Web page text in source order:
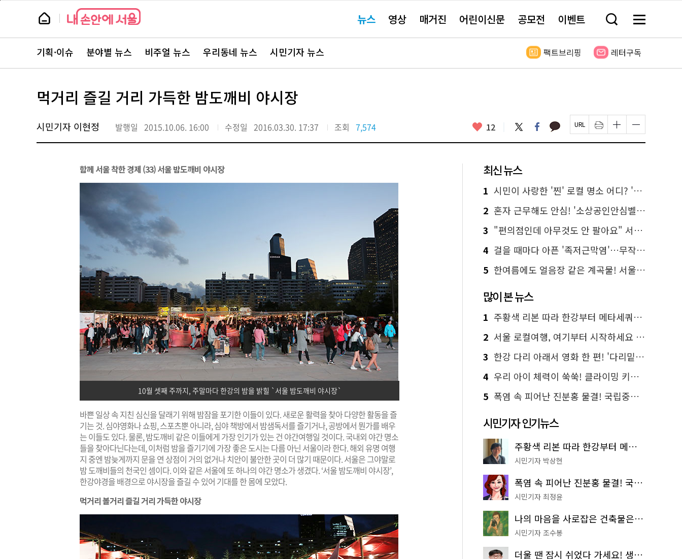
본
뉴
스 요뉴스 영상 매거진 어린이신문 공모전 이벤트 검
창
기
메
전
보
뉴
스
주
서
바
로
기획·이슈 분야별 뉴스 비주얼 뉴스 우리동네 뉴스 시민기자 뉴스 팩트브리핑 레터구독
먹거리 즐길 거리 가득한 밤도깨비 야시장
시민기자 이현정 발행일 2015.10.06. 16:00 수정일 2016.03.30. 17:37 조회 7,574 좋
요
12 트
위
터
페
이
스
카
카 페
이
지
인
쇄
하
글
자
크
하
기
글
자
크
하
함께 서울 착한 경제 (33) 서울 밤도깨비 야시장
10월 셋째 주까지, 주말마다 한강의 밤을 밝힐 `서울 밤도깨비 야시장`
바쁜 일상 속 지친 심신을 달래기 위해 밤잠을 포기한 이들이 있다. 새로운 활력을 찾아 다양한 활동을 즐
기는 것. 심야영화나 쇼핑, 스포츠뿐 아니라, 심야 책방에서 밤샘독서를 즐기거나, 공방에서 뭔가를 배우
는 이들도 있다. 물론, 밤도깨비 같은 이들에게 가장 인기가 있는 건 야간여행일 것이다. 국내외 야간 명소
들을 찾아다닌다는데, 이처럼 밤을 즐기기에 가장 좋은 도시는 다름 아닌 서울이라 한다. 해외 유명 여행
지 중엔 밤늦게까지 문을 연 상점이 거의 없거나 치안이 불안한 곳이 더 많기 때문이다. 서울은 그야말로
밤 도깨비들의 천국인 셈이다. 이와 같은 서울에 또 하나의 야간 명소가 생겼다. ‘서울 밤도깨비 야시장’,
한강야경을 배경으로 야시장을 즐길 수 있어 기대를 한 몸에 모았다.
먹거리 볼거리 즐길 거리 가득한 야시장
최신 뉴스
1 시민이 사랑한 '찐' 로컬 명소 어디? '서울에디션25' 추천 코스
2 혼자 근무해도 안심! '소상공인안심벨' 신청하세요
3 "편의점인데 아무것도 안 팔아요" 서울에서 가장 특별한 편의점의 정체
4 걸을 때마다 아픈 '족저근막염'…무작정 참지 말고 '이것' 해보세요!
5 한여름에도 얼음장 같은 계곡물! 서울 '진관사 계곡'이 천국이네~
많이 본 뉴스
1 주황색 리본 따라 한강부터 메타세쿼이아 숲길까지…서울둘레길 15코스
2 서울 로컬여행, 여기부터 시작하세요 '서울에디션25'
3 한강 다리 아래서 영화 한 편! '다리밑 영화관' 무료 상영
4 우리 아이 체력이 쑥쑥! 클라이밍 키즈카페·어린이 체력장
5 폭염 속 피어난 진분홍 물결! 국립중앙박물관 배롱나무 명소
시민기자 인기뉴스
주황색 리본 따라 한강부터 메타세쿼이아 숲길까지…서울둘레길 15코스
시민기자 박상현
폭염 속 피어난 진분홍 물결! 국립중앙박물관 배롱나무 명소
시민기자 최정윤
나의 마음을 사로잡은 건축물은? '서울시 건축상' 수상작 공개!
시민기자 조수봉
더울 땐 잠시 쉬었다 가세요! 생수 냉장고부터 해피소·무더위쉼터까지
페